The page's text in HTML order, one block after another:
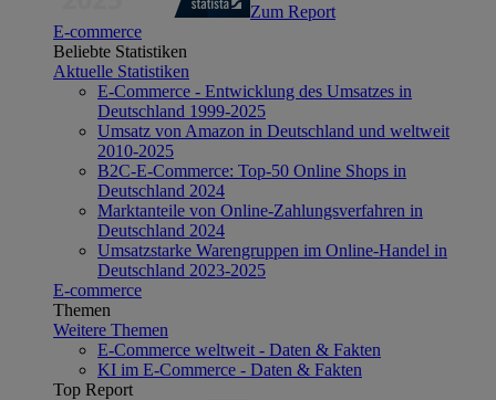
Zum Report
E-commerce
Beliebte Statistiken
Aktuelle Statistiken
E-Commerce - Entwicklung des Umsatzes in
Deutschland 1999-2025
Umsatz von Amazon in Deutschland und weltweit
2010-2025
B2C-E-Commerce: Top-50 Online Shops in
Deutschland 2024
Marktanteile von Online-Zahlungsverfahren in
Deutschland 2024
Umsatzstarke Warengruppen im Online-Handel in
Deutschland 2023-2025
E-commerce
Themen
Weitere Themen
E-Commerce weltweit - Daten & Fakten
KI im E-Commerce - Daten & Fakten
Top Report